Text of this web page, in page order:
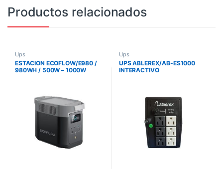
Productos relacionados
Ups
ESTACION ECOFLOW/E980 /
980WH / 500W – 1000W
Ups
UPS ABLEREX/AB-ES1000
INTERACTIVO